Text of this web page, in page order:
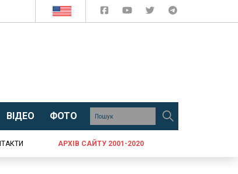
ВІДЕО ФОТО
АРХІВ САЙТУ 2001-2020